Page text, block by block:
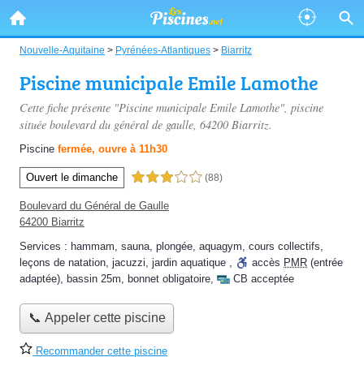
Nouvelle-Aquitaine > Pyrénées-Atlantiques > Biarritz
Piscine municipale Emile Lamothe
Cette fiche présente "Piscine municipale Emile Lamothe", piscine
située boulevard du général de gaulle, 64200 Biarritz.
Piscine fermée, ouvre à 11h30
Ouvert le dimanche 3,0 étoiles sur 5 (88)
Boulevard du Général de Gaulle
64200 Biarritz
Services : hammam, sauna, plongée, aquagym, cours collectifs,
leçons de natation, jacuzzi, jardin aquatique , accès PMR (entrée
adaptée), bassin 25m, bonnet obligatoire, CB acceptée
📞 Appeler cette piscine
Recommander cette piscine